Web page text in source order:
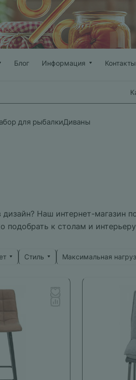
Блог Информация Контакты
для рыбалкиДиваны
Наш интернет-магазин
подобрать к столам и
Стиль Максимальная